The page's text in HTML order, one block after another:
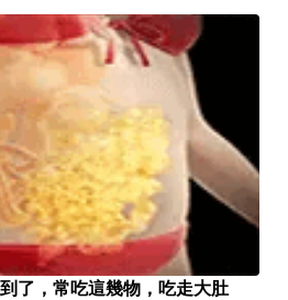
了，常吃這幾物，吃走大肚